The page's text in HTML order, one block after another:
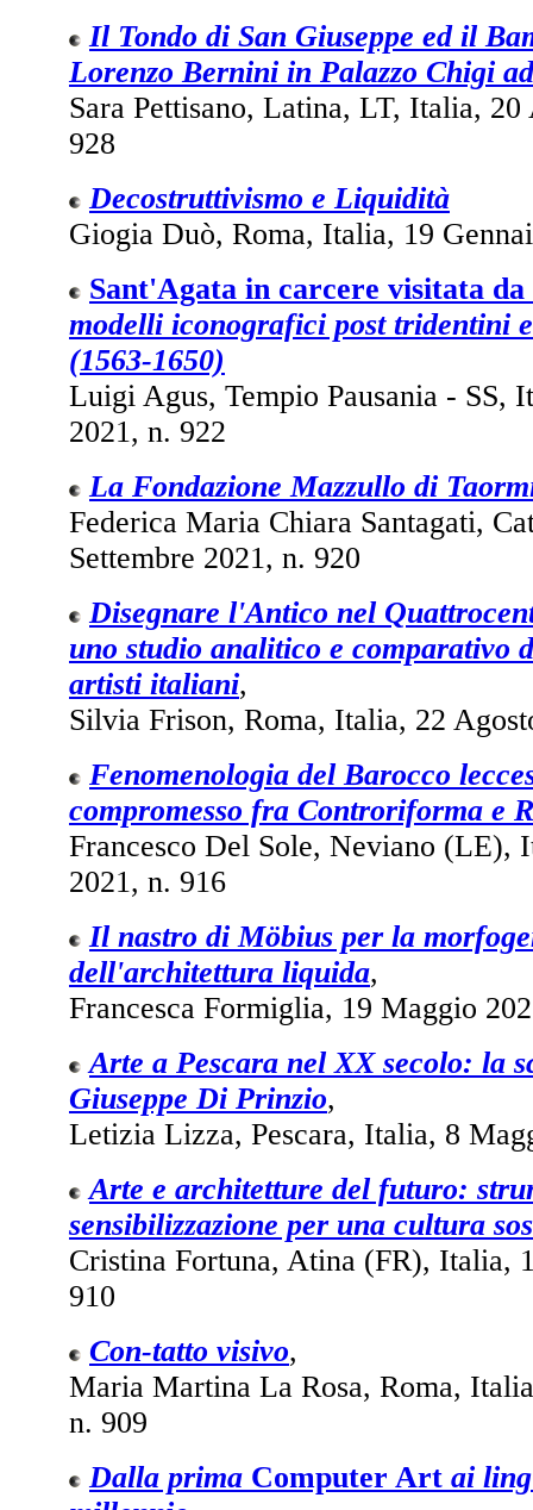
Il Tondo di San Giuseppe ed il
Lorenzo Bernini in Palazzo Chigi
Sara Pettisano, Latina, LT, Italia,
928
Decostruttivismo e Liquidità
Giogia Duò, Roma, Italia, 19
Sant'Agata in carcere visitata da
modelli iconografici post tridentini
(1563-1650)
Luigi Agus, Tempio Pausania - SS,
2021, n. 922
La Fondazione Mazzullo di
Federica Maria Chiara Santagati,
Settembre 2021, n. 920
Disegnare l'Antico nel
uno studio analitico e comparativo
artisti italiani,
Silvia Frison, Roma, Italia, 22
Fenomenologia del Barocco
compromesso fra Controriforma e
Francesco Del Sole, Neviano (LE),
2021, n. 916
Il nastro di Möbius per la
dell'architettura liquida,
Francesca Formiglia, 19 Maggio
Arte a Pescara nel XX secolo: la
Giuseppe Di Prinzio,
Letizia Lizza, Pescara, Italia, 8
Arte e architetture del futuro:
sensibilizzazione per una cultura
Cristina Fortuna, Atina (FR), Italia,
910
Con-tatto visivo,
Maria Martina La Rosa, Roma,
n. 909
Dalla prima Computer Art ai